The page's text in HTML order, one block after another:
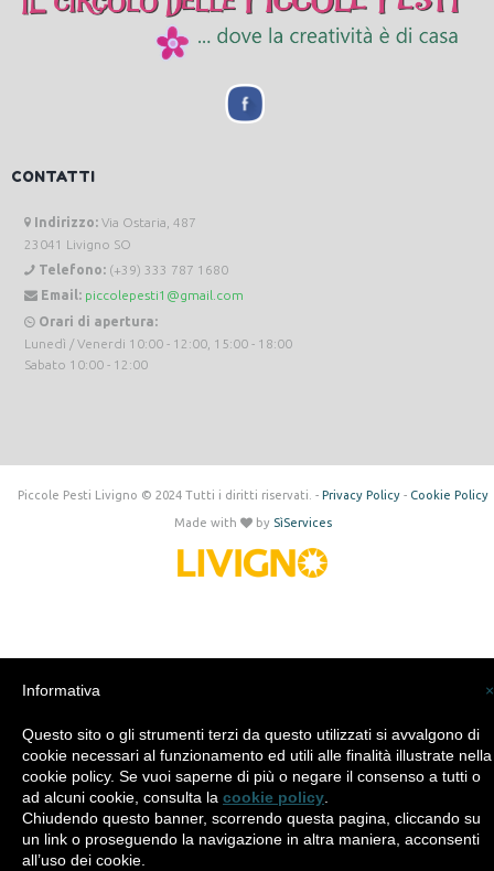
CONTATTI
Indirizzo: Via Ostaria, 487
23041 Livigno SO
Telefono: (+39) 333 787 1680
Email: piccolepesti1@gmail.com
Orari di apertura:
Lunedì / Venerdi 10:00 - 12:00, 15:00 - 18:00
Sabato 10:00 - 12:00
Piccole Pesti Livigno © 2024 Tutti i diritti riservati. - Privacy Policy- Cookie Policy
Made with by SìServices
×
Informativa
Questo sito o gli strumenti terzi da questo utilizzati si avvalgono di
cookie necessari al funzionamento ed utili alle finalità illustrate nella
cookie policy. Se vuoi saperne di più o negare il consenso a tutti o
ad alcuni cookie, consulta la cookie policy
Chiudendo questo banner, scorrendo questa pagina, cliccando su
un link o proseguendo la navigazione in altra maniera, acconsenti
all’uso dei cookie.